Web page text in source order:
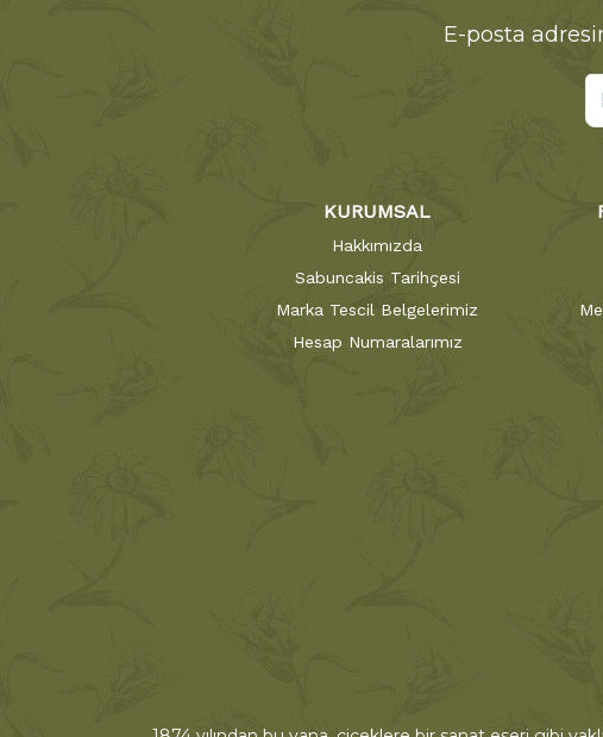
E-posta
KURUMSAL
Hakkımızda
Sabuncakis Tarihçesi
Marka Tescil Belgelerimiz
Hesap Numaralarımız